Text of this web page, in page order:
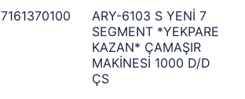
7161370100
ARY-6103 S YENİ 7
SEGMENT *YEKPARE
KAZAN* ÇAMAŞIR
MAKİNESİ 1000 D/D
ÇS